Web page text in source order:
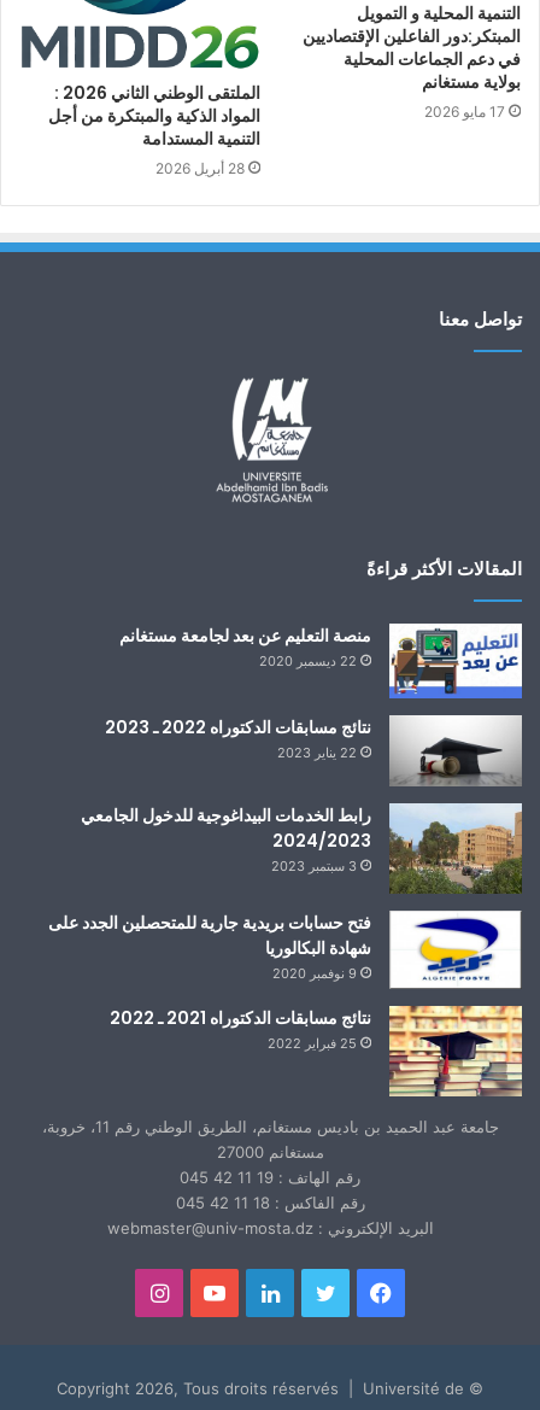
التنمية المحلية و التمويل
المبتكر:دور الفاعلين الإقتصاديين
في دعم الجماعات المحلية
بولاية مستغانم
17 مايو 2026
الملتقى الوطني الثاني 2026 :
المواد الذكية والمبتكرة من أجل
التنمية المستدامة
28 أبريل 2026
تواصل معنا
المقالات الأكثر قراءةً
منصة التعليم عن بعد لجامعة مستغانم
22 ديسمبر 2020
نتائج مسابقات الدكتوراه 2022 ـ 2023
22 يناير 2023
رابط الخدمات البيداغوجية للدخول الجامعي
2024/2023
3 سبتمبر 2023
فتح حسابات بريدية جارية للمتحصلين الجدد على
شهادة البكالوريا
9 نوفمبر 2020
نتائج مسابقات الدكتوراه 2021 ـ 2022
25 فبراير 2022
جامعة عبد الحميد بن باديس مستغانم، الطريق الوطني رقم 11، خروبة،
مستغانم 27000
رقم الهاتف : 19 11 42 045
رقم الفاكس : 18 11 42 045
البريد الإلكتروني : webmaster@univ-mosta.dz
فيسبوك تويتر لينكدإنيوتيوبانستقرام
© Copyright 2026, Tous droits réservés | Université de